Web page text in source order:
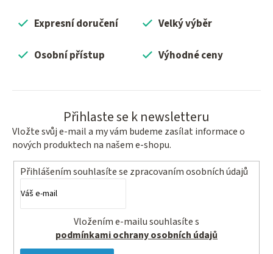
Expresní doručení Velký výběr
Osobní přístup Výhodné ceny
Přihlaste se k newsletteru
Vložte svůj e-mail a my vám budeme zasílat informace o
nových produktech na našem e-shopu.
Přihlášením souhlasíte se zpracovaním osobních údajů
podmínkami ochrany osobních údajů